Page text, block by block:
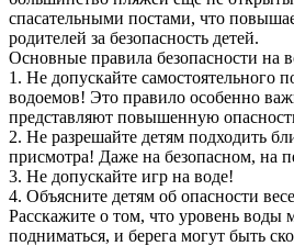
спасательными постами, что
родителей за безопасность детей.
Основные правила безопасности на
1. Не допускайте самостоятельного
водоемов! Это правило особенно
представляют повышенную
2. Не разрешайте детям подходить
присмотра! Даже на безопасном, на
3. Не допускайте игр на воде!
4. Объясните детям об опасности
Расскажите о том, что уровень воды
подниматься, и берега могут быть